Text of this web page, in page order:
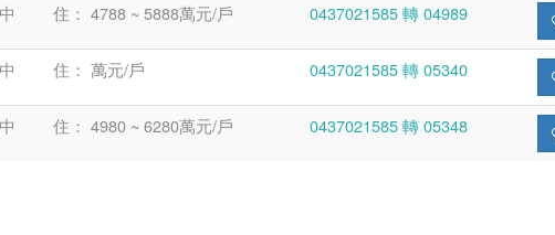
住： 4788 ~ 5888萬元/戶 0437021585 轉 04989
住： 萬元/戶 0437021585 轉 05340
住： 4980 ~ 6280萬元/戶 0437021585 轉 05348